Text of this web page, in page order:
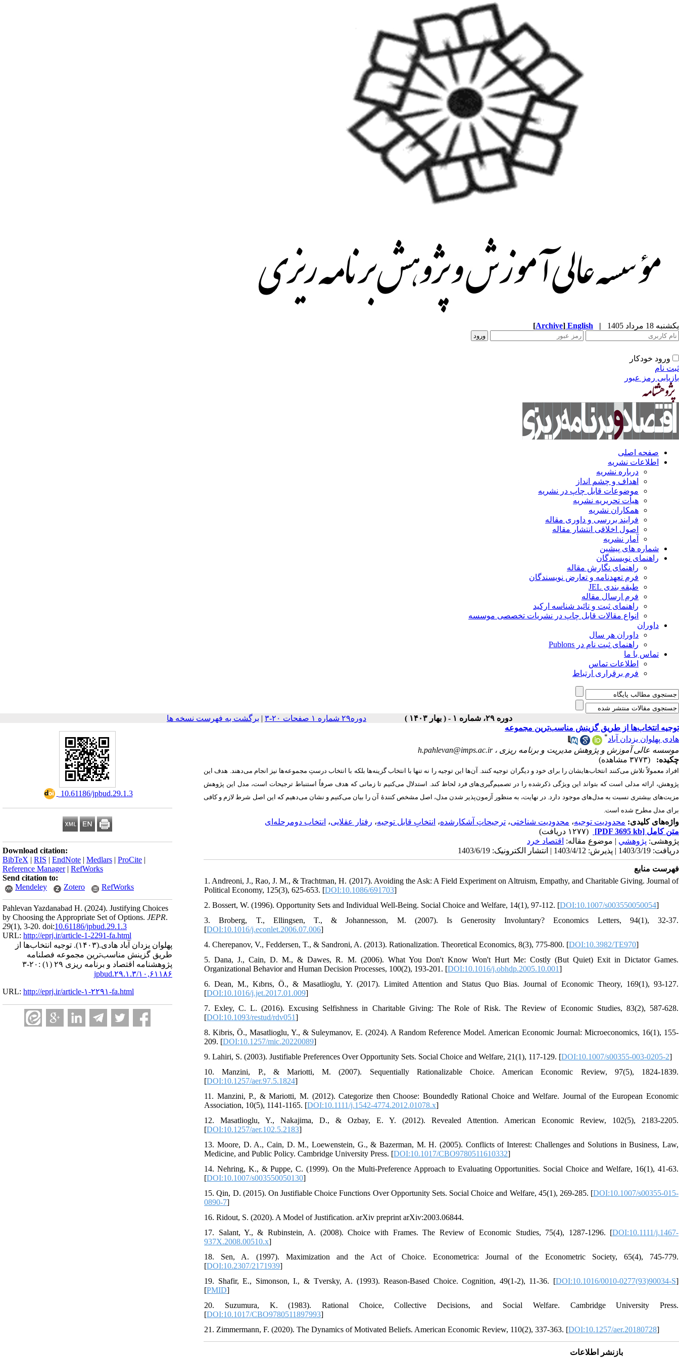
یکشنبه 18 مرداد 1405 |
English
[Archive]
ورود خودکار
ثبت نام
بازیابی رمز عبور
صفحه اصلی
اطلاعات نشریه
درباره نشریه
اهداف و چشم انداز
موضوعات قابل چاپ در نشریه
هیأت تحریریه نشریه
همکاران نشریه
فرایند بررسی و داوری مقاله
اصول اخلاقی انتشار مقاله
آمار نشریه
شماره های پیشین
راهنمای نویسندگان
راهنمای نگارش مقاله
فرم تعهدنامه و تعارض نویسندگان
طبقه بندی JEL
فرم ارسال مقاله
راهنمای ثبت و تائید شناسه ارکید
انواع مقالات قابل چاپ در نشریات تخصصی موسسه
داوران
داوران هر سال
راهنمای ثبت نام در Publons
تماس با ما
اطلاعات تماس
فرم برقراری ارتباط
دوره ۲۹، شماره ۱ - ( بهار ۱۴۰۳ ) دوره۲۹ شماره ۱ صفحات ۲۰-۳ | برگشت به فهرست نسخه ها
‎ 10.61186/jpbud.29.1.3
Download citation:
BibTeX | RIS | EndNote | Medlars | ProCite |
Reference Manager| RefWorks
Send citation to:
Mendeley
Zotero RefWorks
Pahlevan Yazdanabad H. (2024). Justifying Choices
by Choosing the Appropriate Set of Options. JEPR.
29(1), 3-20. doi:10.61186/jpbud.29.1.3
URL: http://eprj.ir/article-1-2291-fa.html
پهلوان یزدان آباد هادی.(۱۴۰۳).
توجیه انتخاب‌ها از
طریق گزینش مناسب‌ترین مجموعه فصلنامه
پژوهشنامه اقتصاد و برنامه ریزی ۲۹ (۱) :۲۰-۳
۱۰,۶۱۱۸۶/jpbud.۲۹.۱.۳
URL: http://eprj.ir/article-۱-۲۲۹۱-fa.html
توجیه انتخاب‌ها از طریق گزینش مناسب‌ترین مجموعه
هادی پهلوان یزدان آباد*
موسسه عالی آموزش و پژوهش مدیریت و برنامه ریزی ،h.pahlevan@imps.ac.ir
چکیده:
(۳۷۷۳ مشاهده)
افراد معمولاً تلاش می‌کنند انتخاب‌هایشان را برای خود و دیگران توجیه کنند. آن‌ها این توجیه را نه‏ تنها با انتخاب گزینه‌ها بلکه با انتخاب درستِ مجموعه‌ها نیز انجام می‌دهند. هدف این
پژوهش، ارائه مدلی است که بتواند این ویژگی ذکرشده را در تصمیم‌گیری‌های فرد لحاظ کند. استدلال می‌کنیم تا زمانی که هدف صرفاً استنباط ترجیحات است، مدل این پژوهش
مزیت‌های بیش‏تری نسبت به مدل‌های موجود دارد. در نهایت، به منظور آزمون‌پذیر شدن مدل، اصل مشخص ‏کنندۀ آن را بیان می‌کنیم و نشان می‌دهیم که این اصل شرط لازم و کافی
برای مدل مطرح ‏شده است.
واژه‌های کلیدی: محدودیت توجیه، محدودیت شناختی، ترجیحاتِ آشکارشده، انتخابِ قابل‌ توجیه، رفتار عقلایی، انتخاب دومرحله‌ای
متن کامل [PDF 3695 kb]
(۱۲۷۷ دریافت)
پژوهشی: پژوهشي | موضوع مقاله: اقتصاد خرد
دریافت: 1403/3/19 | پذیرش: 1403/4/12 | انتشار الکترونیک: 1403/6/19
فهرست منابع
1. Andreoni, J., Rao, J. M., & Trachtman, H. (2017). Avoiding the Ask: A Field Experiment on Altruism, Empathy, and Charitable Giving. Journal of
Political Economy, 125(3), 625-653. [DOI:10.1086/691703]
2. Bossert, W. (1996). Opportunity Sets and Individual Well-Being. Social Choice and Welfare, 14(1), 97-112. [DOI:10.1007/s003550050054]
3. Broberg, T., Ellingsen, T., & Johannesson, M. (2007). Is Generosity Involuntary? Economics Letters, 94(1), 32-37.
[DOI:10.1016/j.econlet.2006.07.006]
4. Cherepanov, V., Feddersen, T., & Sandroni, A. (2013). Rationalization. Theoretical Economics, 8(3), 775-800. [DOI:10.3982/TE970]
5. Dana, J., Cain, D. M., & Dawes, R. M. (2006). What You Don't Know Won't Hurt Me: Costly (But Quiet) Exit in Dictator Games.
Organizational Behavior and Human Decision Processes, 100(2), 193-201. [DOI:10.1016/j.obhdp.2005.10.001]
6. Dean, M., Kıbrıs, Ö., & Masatlioglu, Y. (2017). Limited Attention and Status Quo Bias. Journal of Economic Theory, 169(1), 93-127.
[DOI:10.1016/j.jet.2017.01.009]
7. Exley, C. L. (2016). Excusing Selfishness in Charitable Giving: The Role of Risk. The Review of Economic Studies, 83(2), 587-628.
[DOI:10.1093/restud/rdv051]
8. Kibris, Ö., Masatlioglu, Y., & Suleymanov, E. (2024). A Random Reference Model. American Economic Journal: Microeconomics, 16(1), 155-
209. [DOI:10.1257/mic.20220089]
9. Lahiri, S. (2003). Justifiable Preferences Over Opportunity Sets. Social Choice and Welfare, 21(1), 117-129. [DOI:10.1007/s00355-003-0205-2]
10. Manzini, P., & Mariotti, M. (2007). Sequentially Rationalizable Choice. American Economic Review, 97(5), 1824-1839.
[DOI:10.1257/aer.97.5.1824]
11. Manzini, P., & Mariotti, M. (2012). Categorize then Choose: Boundedly Rational Choice and Welfare. Journal of the European Economic
Association, 10(5), 1141-1165. [DOI:10.1111/j.1542-4774.2012.01078.x]
12. Masatlioglu, Y., Nakajima, D., & Ozbay, E. Y. (2012). Revealed Attention. American Economic Review, 102(5), 2183-2205.
[DOI:10.1257/aer.102.5.2183]
13. Moore, D. A., Cain, D. M., Loewenstein, G., & Bazerman, M. H. (2005). Conflicts of Interest: Challenges and Solutions in Business, Law,
Medicine, and Public Policy. Cambridge University Press. [DOI:10.1017/CBO9780511610332]
14. Nehring, K., & Puppe, C. (1999). On the Multi-Preference Approach to Evaluating Opportunities. Social Choice and Welfare, 16(1), 41-63.
[DOI:10.1007/s003550050130]
15. Qin, D. (2015). On Justifiable Choice Functions Over Opportunity Sets. Social Choice and Welfare, 45(1), 269-285. [DOI:10.1007/s00355-015-
0890-7]
16. Ridout, S. (2020). A Model of Justification. arXiv preprint arXiv:2003.06844.
17. Salant, Y., & Rubinstein, A. (2008). Choice with Frames. The Review of Economic Studies, 75(4), 1287-1296. [DOI:10.1111/j.1467-
937X.2008.00510.x]
18. Sen, A. (1997). Maximization and the Act of Choice. Econometrica: Journal of the Econometric Society, 65(4), 745-779.
[DOI:10.2307/2171939]
19. Shafir, E., Simonson, I., & Tversky, A. (1993). Reason-Based Choice. Cognition, 49(1-2), 11-36. [DOI:10.1016/0010-0277(93)90034-S]
[PMID]
20. Suzumura, K. (1983). Rational Choice, Collective Decisions, and Social Welfare. Cambridge University Press.
[DOI:10.1017/CBO9780511897993]
21. Zimmermann, F. (2020). The Dynamics of Motivated Beliefs. American Economic Review, 110(2), 337-363. [DOI:10.1257/aer.20180728]
بازنشر اطلاعات